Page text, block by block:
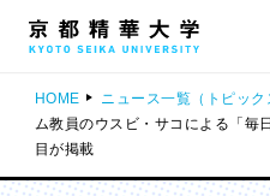
HOME ニュース一覧（トピック
ム教員のウスビ・サコによる「毎
目が掲載